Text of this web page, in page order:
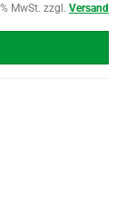
MwSt. zzgl. Versand